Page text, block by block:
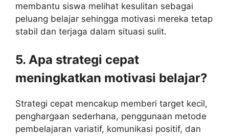
membantu siswa melihat kesulitan sebagai
peluang belajar sehingga motivasi mereka tetap
stabil dan terjaga dalam situasi sulit.
5. Apa strategi cepat
meningkatkan motivasi belajar?
Strategi cepat mencakup memberi target kecil,
penghargaan sederhana, penggunaan metode
pembelajaran variatif, komunikasi positif, dan